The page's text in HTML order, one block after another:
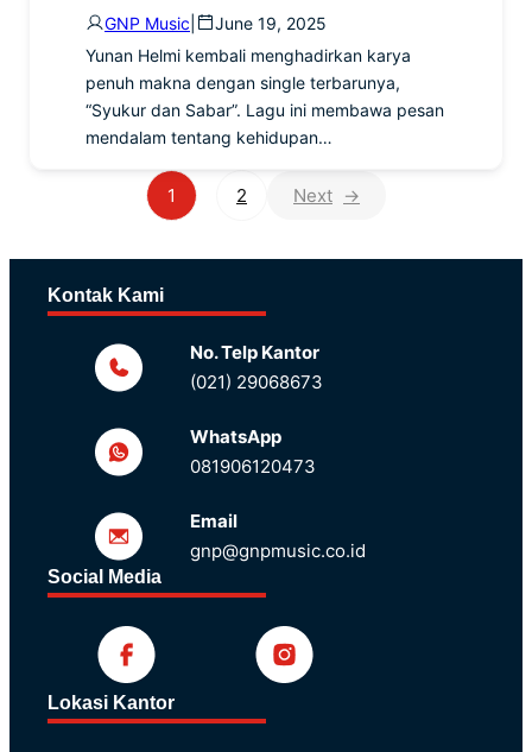
GNP Music
June 19, 2025
Yunan Helmi kembali menghadirkan karya
penuh makna dengan single terbarunya,
“Syukur dan Sabar”. Lagu ini membawa pesan
mendalam tentang kehidupan…
1 2 →
Kontak Kami
No. Telp Kantor
(021) 29068673
WhatsApp
081906120473
Email
gnp@gnpmusic.co.id
Social Media
Lokasi Kantor